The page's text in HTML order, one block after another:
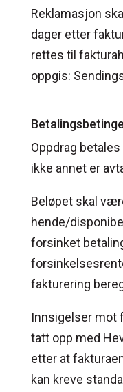
Reklamasjon
dager etter
rettes til
oppgis:
Oppdrag
ikke annet er
Beløpet skal
hende/
forsinket
fakturering
Innsigelser mot
tatt opp med
etter at
kan kreve